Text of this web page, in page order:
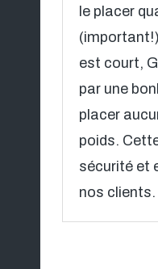
le placer
est court,
par une
placer
poids.
sécurité et
nos clients.